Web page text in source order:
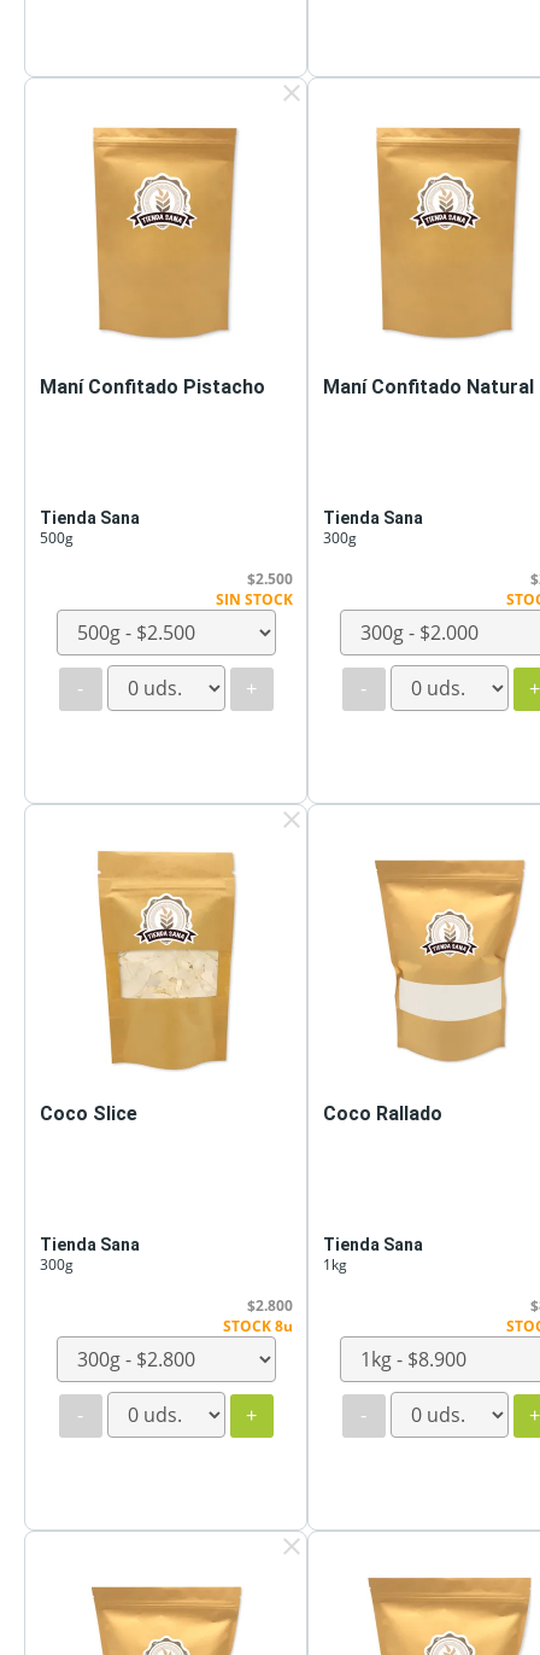
clear
Maní Confitado Pistacho
Tienda Sana
500g
$2.500
SIN STOCK
- +
Maní Confitado Natural
Tienda Sana
300g
- +
clear
Coco Slice
Tienda Sana
300g
$2.800
STOCK 8u
- +
Coco Rallado
Tienda Sana
1kg
- +
clear